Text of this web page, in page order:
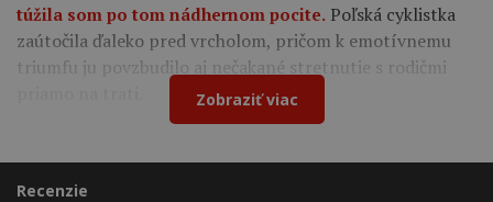
túžila som po tom nádhernom pocite. Poľská cyklistka
zaútočila ďaleko pred vrcholom, pričom k emotívnemu
triumfu ju povzbudilo aj nečakané stretnutie s rodičmi
Zobraziť viac
Recenzie